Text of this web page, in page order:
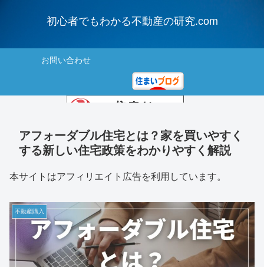
初心者でもわかる不動産の研究.com
お問い合わせ
アフォーダブル住宅とは？家を買いやすく
する新しい住宅政策をわかりやすく解説
本サイトはアフィリエイト広告を利用しています。
不動産購入